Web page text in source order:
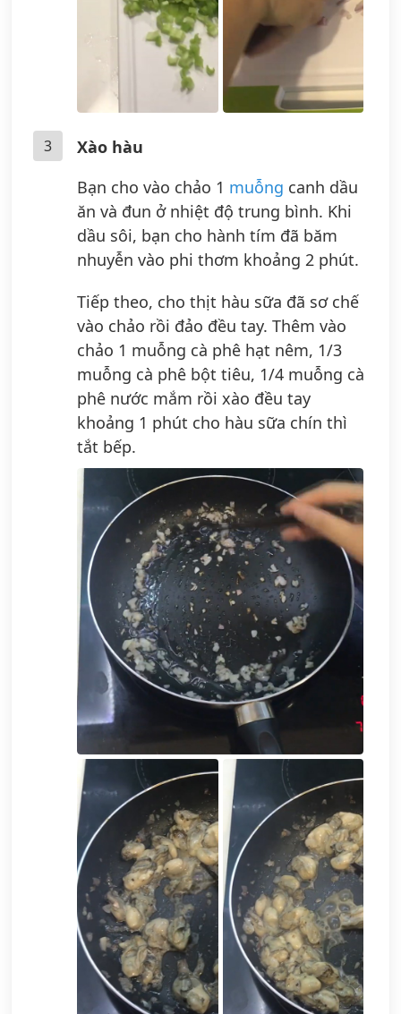
3
Xào hàu
Bạn cho vào chảo 1 muỗng canh dầu
ăn và đun ở nhiệt độ trung bình. Khi
dầu sôi, bạn cho hành tím đã băm
nhuyễn vào phi thơm khoảng 2 phút.
Tiếp theo, cho thịt hàu sữa đã sơ chế
vào chảo rồi đảo đều tay. Thêm vào
chảo 1 muỗng cà phê hạt nêm, 1/3
muỗng cà phê bột tiêu, 1/4 muỗng cà
phê nước mắm rồi xào đều tay
khoảng 1 phút cho hàu sữa chín thì
tắt bếp.